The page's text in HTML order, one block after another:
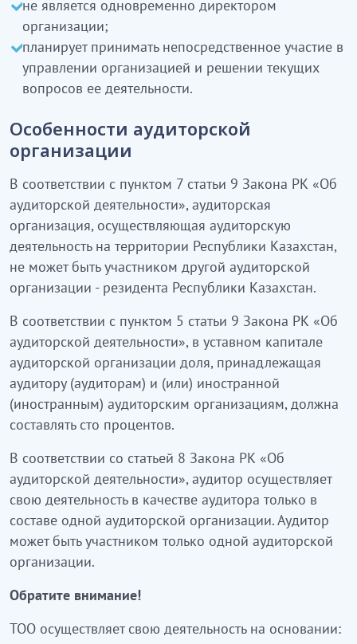
не является одновременно директором
организации;
планирует принимать непосредственное участие в
управлении организацией и решении текущих
вопросов ее деятельности.
Особенности аудиторской
организации
В соответствии с пунктом 7 статьи 9 Закона РК «Об
аудиторской деятельности», аудиторская
организация, осуществляющая аудиторскую
деятельность на территории Республики Казахстан,
не может быть участником другой аудиторской
организации - резидента Республики Казахстан.
В соответствии с пунктом 5 статьи 9 Закона РК «Об
аудиторской деятельности», в уставном капитале
аудиторской организации доля, принадлежащая
аудитору (аудиторам) и (или) иностранной
(иностранным) аудиторским организациям, должна
составлять сто процентов.
В соответствии со статьей 8 Закона РК «Об
аудиторской деятельности», аудитор осуществляет
свою деятельность в качестве аудитора только в
составе одной аудиторской организации. Аудитор
может быть участником только одной аудиторской
организации.
Обратите внимание!
ТОО осуществляет свою деятельность на основании: